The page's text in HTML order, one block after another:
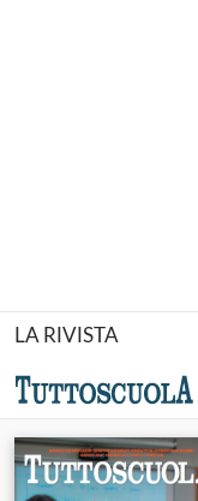
LA RIVISTA